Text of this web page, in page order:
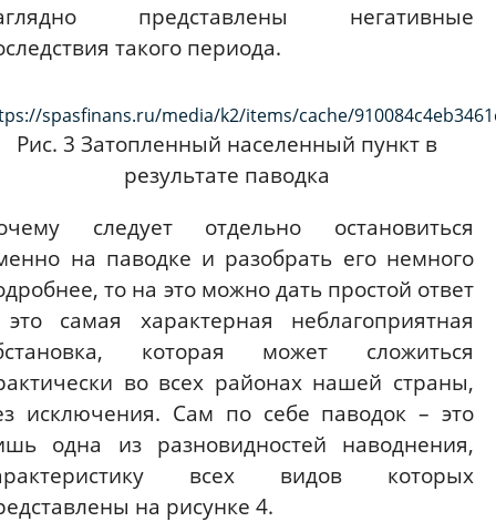
представлены негативные
такого периода.
Рис. 3 Затопленный населенный пункт в
результате паводка
следует отдельно остановиться
на паводке и разобрать его немного
то на это можно дать простой ответ
самая характерная неблагоприятная
которая может сложиться
во всех районах нашей страны,
исключения. Сам по себе паводок – это
одна из разновидностей наводнения,
всех видов которых
на рисунке 4.